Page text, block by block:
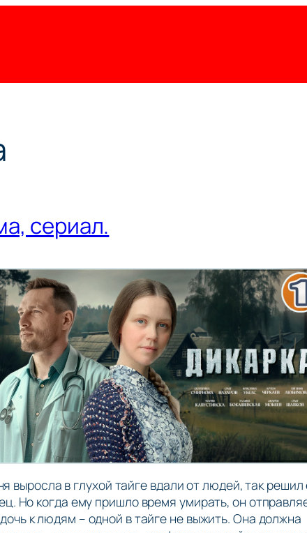
сериал.
выросла в глухой тайге вдали от людей, так решил
Но когда ему пришло время умирать, он
дочь к людям – одной в тайге не выжить. Она должна